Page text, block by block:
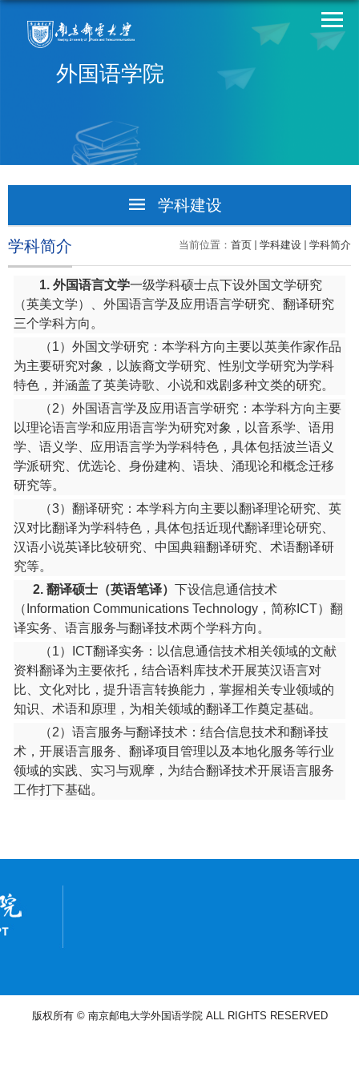
外国语学院
学科建设
学科动态
学科简介
导师介绍
研究生招生
学位与培养
文件下载
当前位置： 首页 学科建设 学科简介
学科简介
1. 外国语言文学一级学科硕士点下设外国文学研究
（英美文学）、外国语言学及应用语言学研究、翻译研究
三个学科方向。
（1）外国文学研究：本学科方向主要以英美作家作品
为主要研究对象，以族裔文学研究、性别文学研究为学科
特色，并涵盖了英美诗歌、小说和戏剧多种文类的研究。
（2）外国语言学及应用语言学研究：本学科方向主要
以理论语言学和应用语言学为研究对象，以音系学、语用
学、语义学、应用语言学为学科特色，具体包括波兰语义
学派研究、优选论、身份建构、语块、涌现论和概念迁移
研究等。
（3）翻译研究：本学科方向主要以翻译理论研究、英
汉对比翻译为学科特色，具体包括近现代翻译理论研究、
汉语小说英译比较研究、中国典籍翻译研究、术语翻译研
究等。
2. 翻译硕士（英语笔译） 下设信息通信技术
（ Information Communications Technology ，简称 ICT）翻
译实务、语言服务与翻译技术两个学科方向。
（1） ICT翻译实务：以信息通信技术相关领域的文献
资料翻译为主要依托，结合语料库技术开展英汉语言对
比、文化对比，提升语言转换能力，掌握相关专业领域的
知识、术语和原理，为相关领域的翻译工作奠定基础。
（2）语言服务与翻译技术：结合信息技术和翻译技
术，开展语言服务、翻译项目管理以及本地化服务等行业
领域的实践、实习与观摩，为结合翻译技术开展语言服务
工作打下基础。
版权所有 © 南京邮电大学外国语学院 ALL RIGHTS RESERVED